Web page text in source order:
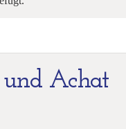
und Achat